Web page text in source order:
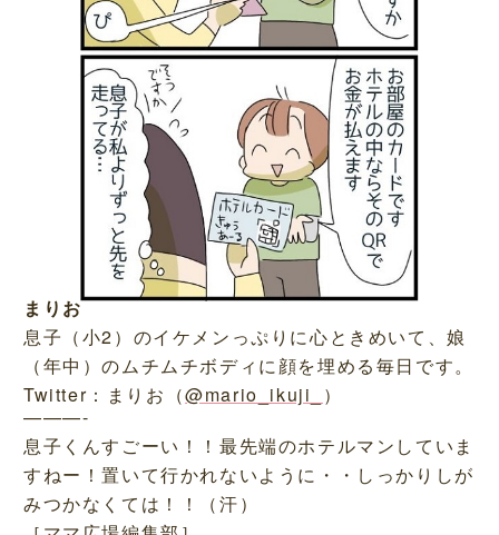
まりお
息子（小2）のイケメンっぷりに心ときめいて、娘
（年中）のムチムチボディに顔を埋める毎日です。
Twitter：まりお（@mario_ikuji_ ）
———-
息子くんすごーい！！最先端のホテルマンしていま
すねー！置いて行かれないように・・しっかりしが
みつかなくては！！（汗）